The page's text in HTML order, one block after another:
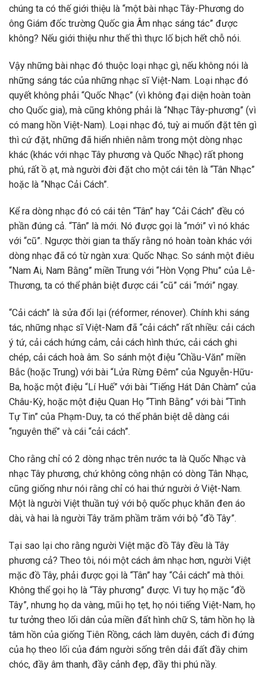
chúng ta có thế giới thiệu là “một bài nhạc Tây-Phương do
ông Giám đốc trường Quốc gia Âm nhạc sáng tác” được
không? Nếu giới thiệu như thế thì thực lố bịch hết chỗ nói.
Vậy những bài nhạc đó thuộc loại nhạc gì, nếu không nói là
những sáng tác của những nhạc sĩ Việt-Nam. Loại nhạc đó
quyết không phải “Quốc Nhạc” (vì không đại diện hoàn toàn
cho Quốc gia), mà cũng không phải là “Nhạc Tây-phương” (vì
có mang hồn Việt-Nam). Loại nhạc đó, tuỳ ai muốn đặt tên gì
thì cứ đặt, những đã hiển nhiên nằm trong một dòng nhạc
khác (khác với nhạc Tây phương và Quốc Nhạc) rất phong
phú, rất ồ ạt, mà người đời đặt cho một cái tên là “Tân Nhạc”
hoặc là “Nhạc Cải Cách”.
Kể ra dòng nhạc đó có cái tên “Tân” hay “Cải Cách” đều có
phần đúng cả. “Tân” là mới. Nó được gọi là “mới” vì nó khác
với “cũ”. Ngược thời gian ta thấy rằng nó hoàn toàn khác với
dòng nhạc đã có từ ngàn xưa: Quốc Nhạc. So sánh một điêu
“Nam Ai, Nam Bằng” miền Trung với “Hòn Vọng Phu” của Lê-
Thương, ta có thể phân biệt được cái “cũ” cái “mới” ngay.
“Cải cách” là sửa đổi lại (réformer, rénover). Chính khi sáng
tác, những nhạc sĩ Việt-Nam đã “cải cách” rất nhiều: cải cách
ý tứ, cải cách hứng cảm, cải cách hình thức, cải cách ghi
chép, cải cách hoà âm. So sánh một điệu “Chầu-Văn” miền
Bắc (hoặc Trung) với bài “Lửa Rừng Đêm” của Nguyễn-Hữu-
Ba, hoặc một điệu “Lí Huế” với bài “Tiếng Hát Dân Chàm” của
Châu-Kỳ, hoặc một điệu Quan Họ “Tình Bằng” với bài “Tình
Tự Tin” của Phạm-Duy, ta có thể phân biệt dễ dàng cái
“nguyên thể” và cái “cải cách”.
Cho rằng chỉ có 2 dòng nhạc trên nước ta là Quốc Nhạc và
nhạc Tây phương, chứ không công nhận có dòng Tân Nhạc,
cũng giống như nói rằng chỉ có hai thứ người ở Việt-Nam.
Một là người Việt thuần tuý với bộ quốc phục khăn đen áo
dài, và hai là người Tây trăm phầm trăm với bộ “đồ Tây”.
Tại sao lại cho rằng người Việt mặc đồ Tây đều là Tây
phương cả? Theo tôi, nói một cách âm nhạc hơn, người Việt
mặc đồ Tây, phải được gọi là “Tân” hay “Cải cách” mà thôi.
Không thể gọi họ là “Tây phương” được. Vì tuy họ mặc “đồ
Tây”, nhưng họ da vàng, mũi họ tẹt, họ nói tiếng Việt-Nam, họ
tư tưởng theo lối dân của miền đất hình chữ S, tâm hồn họ là
tâm hồn của giống Tiên Rồng, cách làm duyên, cách đi đứng
của họ theo lối của đám người sống trên dải đất đầy chim
chóc, đầy âm thanh, đầy cảnh đẹp, đầy thi phú nầy.